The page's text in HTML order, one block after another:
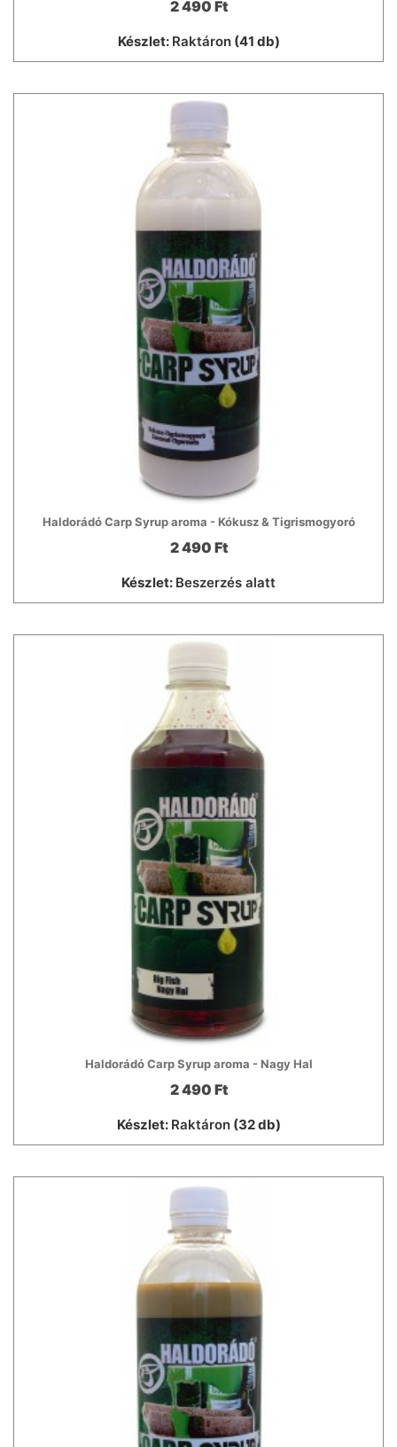
2 490 Ft
Készlet: Raktáron(41 db)
Haldorádó Carp Syrup aroma - Kókusz & Tigrismogyoró
2 490 Ft
Készlet: Beszerzés alatt
Haldorádó Carp Syrup aroma - Nagy Hal
2 490 Ft
Készlet: Raktáron(32 db)